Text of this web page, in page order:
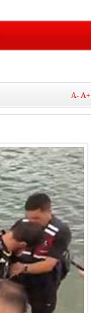
A- A+